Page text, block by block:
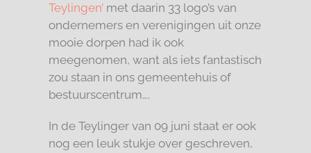
Teylingen’ met daarin 33 logo’s van
ondernemers en verenigingen uit onze
mooie dorpen had ik ook
meegenomen, want als iets fantastisch
zou staan in ons gemeentehuis of
bestuurscentrum….
In de Teylinger van 09 juni staat er ook
nog een leuk stukje over geschreven,